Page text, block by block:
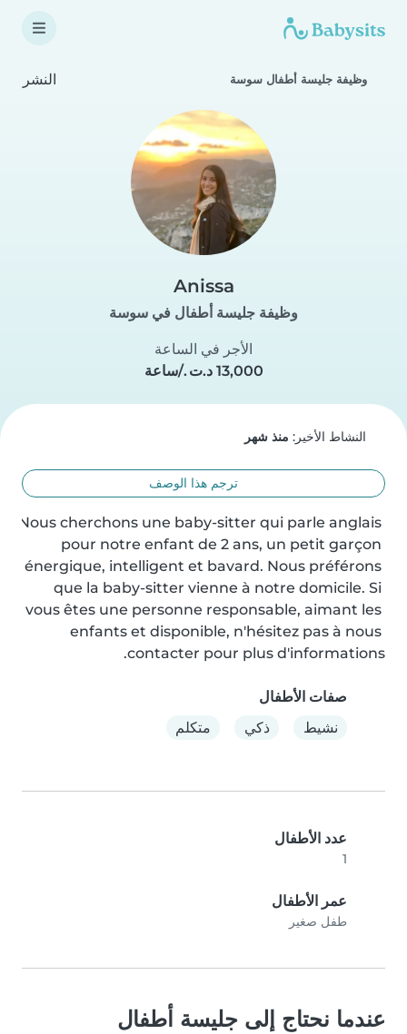
وظيفة جليسة أطفال سوسة النشر
Anissa
وظيفة جليسة أطفال في سوسة
الأجر في الساعة
النشاط الأخير: منذ شهر
ترجم هذا الوصف
Nous cherchons une baby-sitter qui parle anglais
pour notre enfant de 2 ans, un petit garçon
énergique, intelligent et bavard. Nous préférons
que la baby-sitter vienne à notre domicile. Si
vous êtes une personne responsable, aimant les
enfants et disponible, n'hésitez pas à nous
contacter pour plus d'informations.
صفات الأطفال
نشيط
ذكي متكلم
عدد الأطفال
1
عمر الأطفال
طفل صغير
عندما نحتاج إلى جليسة أطفال